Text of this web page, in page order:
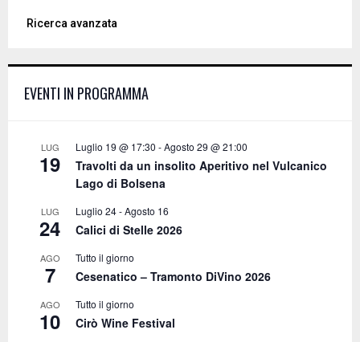
r
o
H
Ricerca avanzata
EVENTI IN PROGRAMMA
LUG
19
Luglio 19 @ 17:30 -Agosto 29 @ 21:00
Travolti da un insolito Aperitivo nel Vulcanico
Lago di Bolsena
LUG
24
Luglio 24-Agosto 16
Calici di Stelle 2026
AGO
7
Tutto il giorno
Cesenatico – Tramonto DiVino 2026
AGO
10
Tutto il giorno
Cirò Wine Festival